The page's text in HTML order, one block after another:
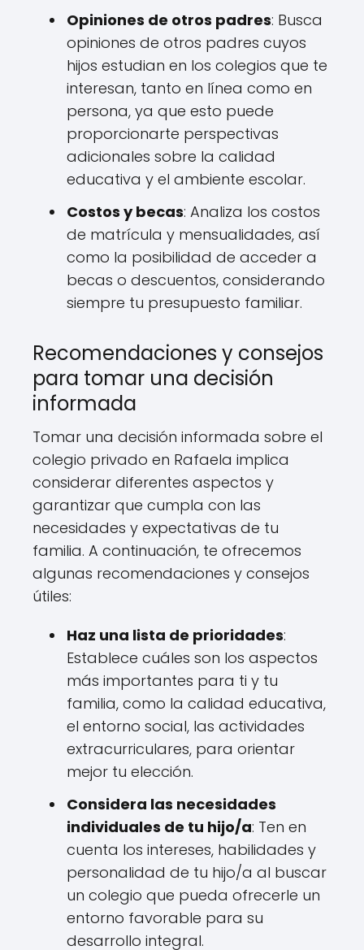
Opiniones de otros padres: Busca
opiniones de otros padres cuyos
hijos estudian en los colegios que te
interesan, tanto en línea como en
persona, ya que esto puede
proporcionarte perspectivas
adicionales sobre la calidad
educativa y el ambiente escolar.
Costos y becas: Analiza los costos
de matrícula y mensualidades, así
como la posibilidad de acceder a
becas o descuentos, considerando
siempre tu presupuesto familiar.
Recomendaciones y consejos
para tomar una decisión
informada
Tomar una decisión informada sobre el
colegio privado en Rafaela implica
considerar diferentes aspectos y
garantizar que cumpla con las
necesidades y expectativas de tu
familia. A continuación, te ofrecemos
algunas recomendaciones y consejos
útiles:
Haz una lista de prioridades:
Establece cuáles son los aspectos
más importantes para ti y tu
familia, como la calidad educativa,
el entorno social, las actividades
extracurriculares, para orientar
mejor tu elección.
Considera las necesidades
individuales de tu hijo/a: Ten en
cuenta los intereses, habilidades y
personalidad de tu hijo/a al buscar
un colegio que pueda ofrecerle un
entorno favorable para su
desarrollo integral.